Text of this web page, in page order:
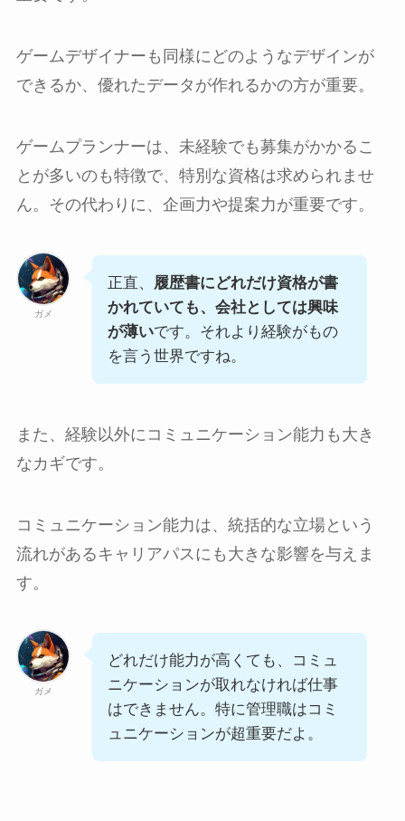
ゲームデザイナーも同様にどのようなデザインが
できるか、優れたデータが作れるかの方が重要。
ゲームプランナーは、未経験でも募集がかかるこ
とが多いのも特徴で、特別な資格は求められませ
ん。その代わりに、企画力や提案力が重要です。
ガメ
正直、 履歴書にどれだけ資格が書
かれていても、会社としては興味
が薄いです。それより経験がもの
を言う世界ですね。
また、経験以外にコミュニケーション能力も大き
なカギです。
コミュニケーション能力は、統括的な立場という
流れがあるキャリアパスにも大きな影響を与えま
す。
ガメ
どれだけ能力が高くても、コミュ
ニケーションが取れなければ仕事
はできません。特に管理職はコミ
ュニケーションが超重要だよ。